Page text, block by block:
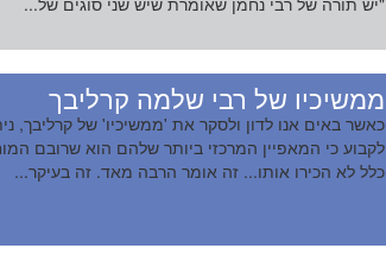
ממשיכיו של רבי שלמה קרליבך
כאשר באים אנו לדון ולסקר את 'ממשיכיו' של קרליבך,
לקבוע כי המאפיין המרכזי ביותר שלהם הוא שרובם
כלל לא הכירו אותו... זה אומר הרבה מאד. זה בעיקר...